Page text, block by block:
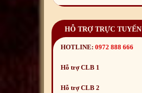
HỖ TRỢ TRỰC TUYẾN
HOTLINE: 0972 888 666
Hỗ trợ CLB 1
Hỗ trợ CLB 2